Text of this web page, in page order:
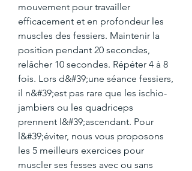
mouvement pour travailler
efficacement et en profondeur les
muscles des fessiers. Maintenir la
position pendant 20 secondes,
relâcher 10 secondes. Répéter 4 à 8
fois. Lors d&#39;une séance fessiers,
il n&#39;est pas rare que les ischio-
jambiers ou les quadriceps
prennent l&#39;ascendant. Pour
l&#39;éviter, nous vous proposons
les 5 meilleurs exercices pour
muscler ses fesses avec ou sans